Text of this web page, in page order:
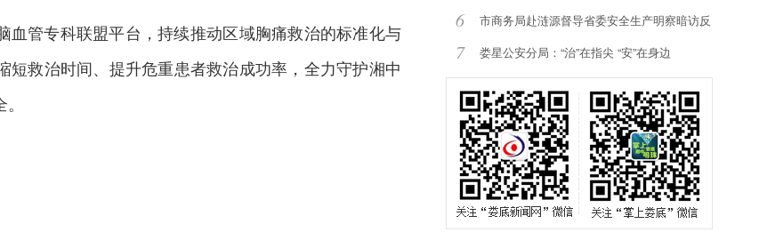
血管专科联盟平台，持续推动区域胸痛救治的标准化与
短救治时间、提升危重患者救治成功率，全力守护湘中
6
市商务局赴涟源督导省委安全生产明察暗访反
馈7 娄星公安分局：“治”在指尖 “安”在身边